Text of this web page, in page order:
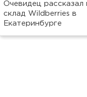
Очевидец рассказал
склад Wildberries в
Екатеринбурге